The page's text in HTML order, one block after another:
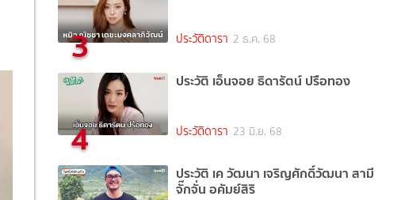
3 ประวัติดารา 2 ธ.ค. 68
4
ประวัติ เอ็นจอย ธิดารัตน์ ปรือทอง
ประวัติดารา 23 มิ.ย. 68
ประวัติ เค วัฒนา เจริญศักดิ์วัฒนา สามี
จั๊กจั่น อคัมย์สิริ